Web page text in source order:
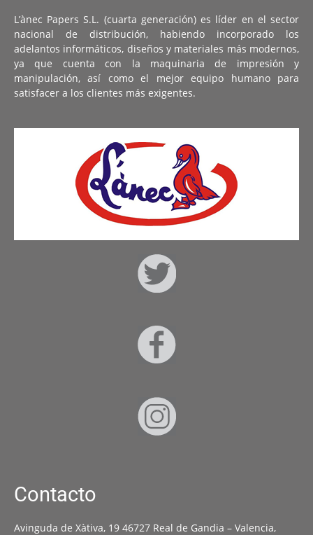
L’ànec Papers S.L. (cuarta generación) es líder en el sector
nacional de distribución, habiendo incorporado los
adelantos informáticos, diseños y materiales más modernos,
ya que cuenta con la maquinaria de impresión y
manipulación, así como el mejor equipo humano para
satisfacer a los clientes más exigentes.
Contacto
Avinguda de Xàtiva, 19 46727 Real de Gandia – Valencia,